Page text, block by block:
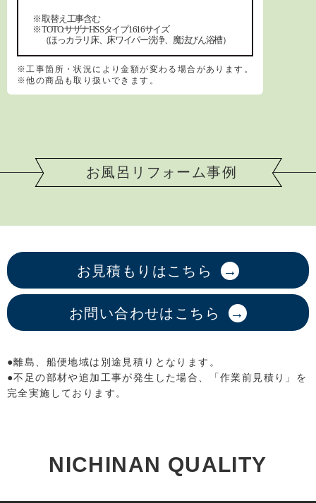
※ 取替え工事含む
※ TOTO:サザナHS Sタイプ1616サイズ
（ほっカラリ床、床ワイパー洗浄、魔法びん浴槽）
※工事箇所・状況により金額が変わる場合があります。
※他の商品も取り扱いできます。
お風呂リフォーム事例
お見積もりはこちら
お問い合わせはこちら
●離島、船便地域は別途見積りとなります。
●不足の部材や追加工事が発生した場合、「作業前見積り」を
完全実施しております。
NICHINAN QUALITY